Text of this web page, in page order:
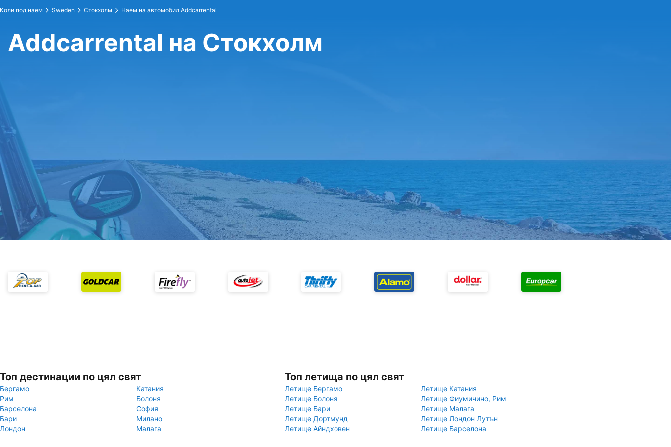
Коли под наем Sweden Стокхолм Наем на автомобил Addcarrental
Addcarrental на Стокхолм
Топ дестинации по цял свят
Бергамо
Катания
Рим
Болоня
Барселона
София
Бари
Милано
Лондон
Малага
Топ летища по цял свят
Летище Бергамо
Летище Катания
Летище Болоня
Летище Фиумичино, Рим
Летище Бари
Летище Малага
Летище Дортмунд
Летище Лондон Лутън
Летище Айндховен
Летище Барселона